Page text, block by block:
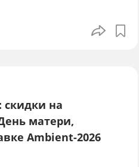
скидки на
матери,
Ambient-2026